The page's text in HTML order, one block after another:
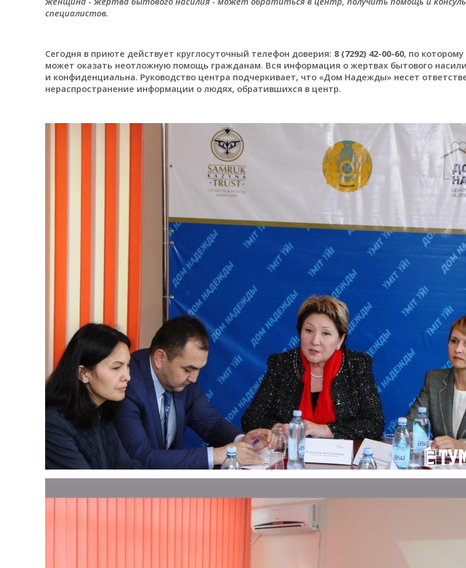
специалистов.
Сегодня в приюте действует круглосуточный телефон доверия: 8 (7292) 42-00-60, по
может оказать неотложную помощь гражданам. Вся информация о жертвах бытового
и конфиденциальна. Руководство центра подчеркивает, что «Дом Надежды» несет
нераспространение информации о людях, обратившихся в центр.